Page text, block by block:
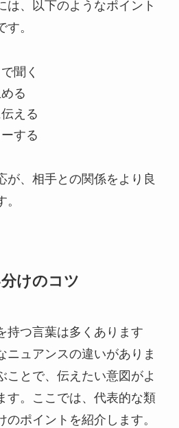
は、以下のようなポイント
。
聞く
る
える
する
が、相手との関係をより良
けのコツ
持つ言葉は多くあります
ニュアンスの違いがありま
ことで、伝えたい意図がよ
す。ここでは、代表的な類
ポイントを紹介します。